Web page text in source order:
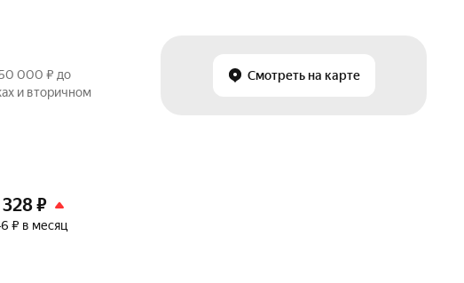
Смотреть на карте
000 ₽ до
и вторичном
328₽
₽ в месяц